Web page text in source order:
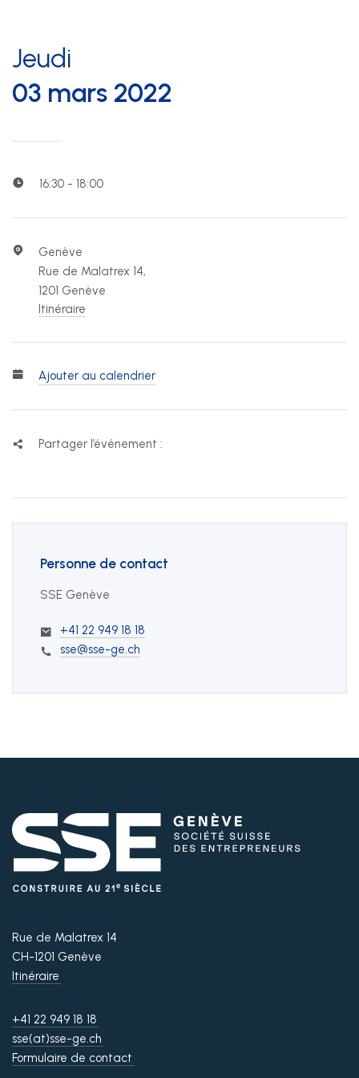
Jeudi
03 mars 2022
16:30 - 18:00
Genève
Rue de Malatrex 14,
1201 Genève
Itinéraire
Ajouter au calendrier
Partager l’événement :
Personne de contact
SSE Genève
+41 22 949 18 18
sse@sse-ge.ch
Rue de Malatrex 14
CH-1201 Genève
Itinéraire
+41 22 949 18 18
sse(at)sse-ge.ch
Formulaire de contact